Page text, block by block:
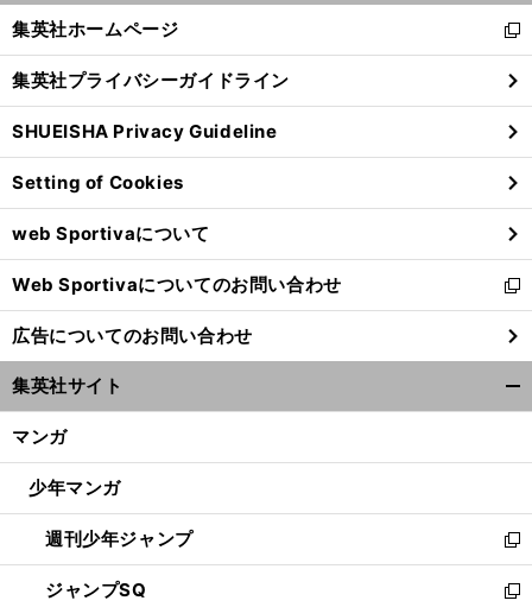
閉
る
集英社ホームページ
新
し
い
ウ
ィ
ン
ド
ウ
で
開
く
集英社プライバシーガイドライン
SHUEISHA Privacy Guideline
Setting of Cookies
web Sportivaについて
Web Sportivaについてのお問い合わせ
新
し
い
ウ
ィ
ン
ウ
開
く
広告についてのお問い合わせ
集英社サイト
マンガ
少年マンガ
週刊少年ジャンプ
新
し
い
ジャンプSQ
新